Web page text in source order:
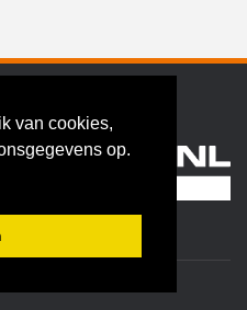
van cookies,
op.